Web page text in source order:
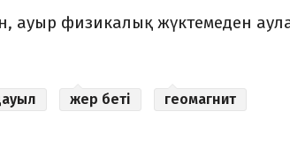
ауыр физикалық жүктемеден
жер беті геомагнит